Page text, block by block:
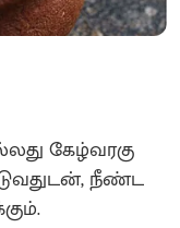
கேழ்வரகு
நீண்ட